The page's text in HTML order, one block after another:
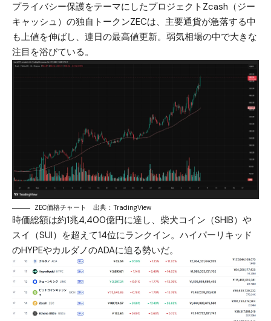
プライバシー保護をテーマにしたプロジェクトZcash（ジー
キャッシュ）の独自トークンZECは、主要通貨が急落する中
も上値を伸ばし、連日の最高値更新。弱気相場の中で大きな
注目を浴びている。
ZEC価格チャート 出典：TradingView
時価総額は約1兆4,400億円に達し、 柴犬コイン（SHIB） や
スイ（SUI） を超えて14位にランクイン。 ハイパーリキッド
のHYPEやカルダノのADAに迫る勢いだ。